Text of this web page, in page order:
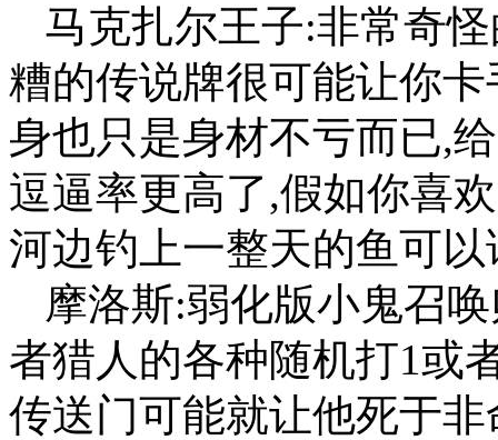
马克扎尔王子:非常奇
糟的传说牌很可能让你
身也只是身材不亏而已,
逗逼率更高了,假如你喜
河边钓上一整天的鱼可
摩洛斯:弱化版小鬼召
者猎人的各种随机打1或
传送门可能就让他死于